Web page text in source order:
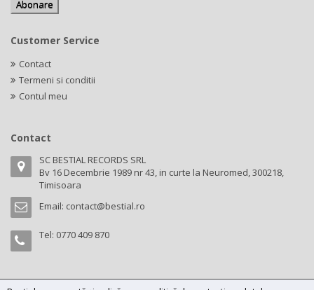
Customer Service
Contact
Termeni si conditii
Contul meu
Contact
SC BESTIAL RECORDS SRL
Bv 16 Decembrie 1989 nr 43, in curte la Neuromed, 300218,
Timisoara
Email: contact@bestial.ro
Tel: 0770 409 870